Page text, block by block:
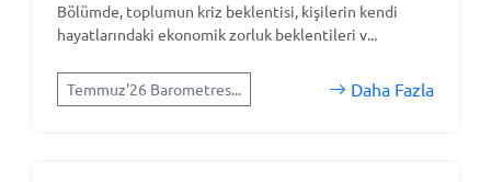
Bölümde, toplumun kriz beklentisi, kişilerin kendi
hayatlarındaki ekonomik zorluk beklentileri v...
Temmuz'26 Barometres... Daha Fazla